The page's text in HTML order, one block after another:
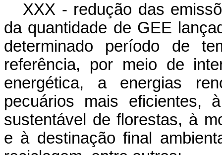
XXX - redução das
da quantidade de GEE
determinado período de
referência, por meio de
energética, a energias
pecuários mais eficientes,
sustentável de florestas, à
e à destinação final